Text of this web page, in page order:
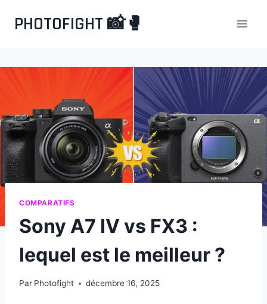
PHOTOFIGHT 📸🥊
COMPARATIFS
Sony A7 IV vs FX3 :
lequel est le meilleur ?
Par Photofight décembre 16, 2025